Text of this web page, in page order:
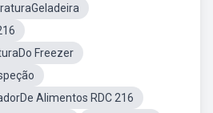
Freezer
Alimentos RDC 216